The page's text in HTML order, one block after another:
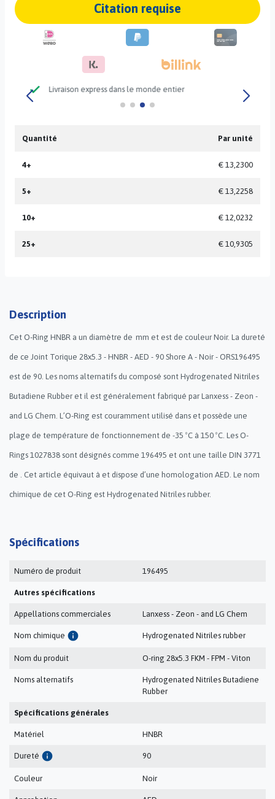
Citation requise
check Grand stock disponible
Quantité Par unité
4+ € 13,2300
5+ € 13,2258
10+ € 12,0232
25+ € 10,9305
Description
Cet O-Ring HNBR a un diamètre de mm et est de couleur Noir. La dureté
de ce Joint Torique 28x5.3 - HNBR - AED - 90 Shore A - Noir - ORS196495
est de 90. Les noms alternatifs du composé sont Hydrogenated Nitriles
Butadiene Rubber et il est généralement fabriqué par Lanxess - Zeon -
and LG Chem. L’O-Ring est couramment utilisé dans et possède une
plage de température de fonctionnement de -35 ºC à 150 ºC. Les O-
Rings 1027838 sont désignés comme 196495 et ont une taille DIN 3771
de . Cet article équivaut à et dispose d’une homologation AED. Le nom
chimique de cet O-Ring est Hydrogenated Nitriles rubber.
Spécifications
Numéro de produit 196495
Autres spécifications
Appellations commerciales Lanxess - Zeon - and LG Chem
Nom chimique info Hydrogenated Nitriles rubber
Nom du produit O-ring 28x5.3 FKM - FPM - Viton
Noms alternatifs
Hydrogenated Nitriles Butadiene
Rubber
Spécifications générales
Matériel HNBR
Dureté info 90
Couleur Noir